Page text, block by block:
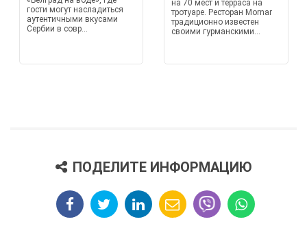
гости могут насладиться
аутентичными вкусами
Сербии в совр...
на 70 мест и терраса на
тротуаре. Ресторан Мornar
традиционно известен
своими гурманскими...
ПОДЕЛИТЕ ИНФОРМАЦИЮ